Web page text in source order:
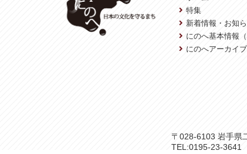
特集
新着情報・お知
にのへ基本情報（
にのへアーカイブ
〒028-6103 岩手県
TEL:0195-23-3641